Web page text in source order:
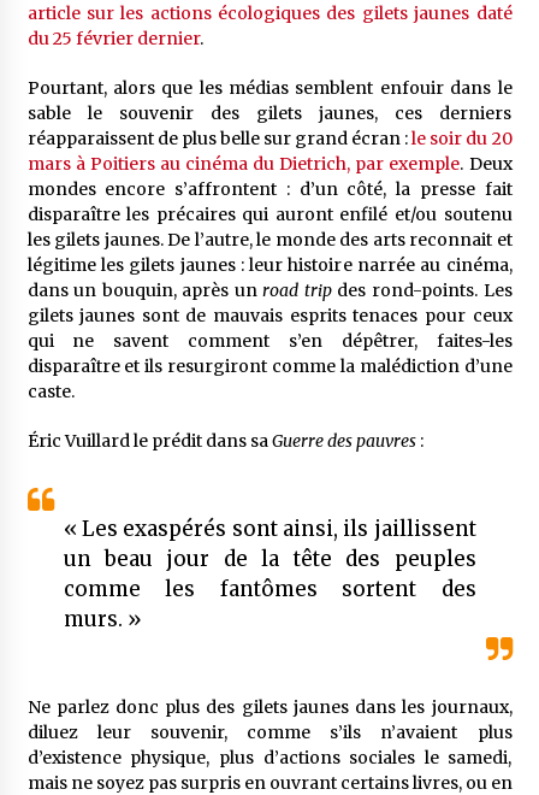
article sur les actions écologiques des gilets jaunes daté
du 25 février dernier.
Pourtant, alors que les médias semblent enfouir dans le
sable le souvenir des gilets jaunes, ces derniers
réapparaissent de plus belle sur grand écran :le soir du 20
mars à Poitiers au cinéma du Dietrich, par exemple. Deux
mondes encore s’affrontent : d’un côté, la presse fait
disparaître les précaires qui auront enfilé et/ou soutenu
les gilets jaunes. De l’autre, le monde des arts reconnait et
légitime les gilets jaunes : leur histoire narrée au cinéma,
dans un bouquin, après un road tripdes rond-points. Les
gilets jaunes sont de mauvais esprits tenaces pour ceux
qui ne savent comment s’en dépêtrer, faites-les
disparaître et ils resurgiront comme la malédiction d’une
caste.
Éric Vuillard le prédit dans sa Guerre des pauvres:
« Les exaspérés sont ainsi, ils jaillissent
un beau jour de la tête des peuples
comme les fantômes sortent des
murs. »
Ne parlez donc plus des gilets jaunes dans les journaux,
diluez leur souvenir, comme s’ils n’avaient plus
d’existence physique, plus d’actions sociales le samedi,
mais ne soyez pas surpris en ouvrant certains livres, ou en